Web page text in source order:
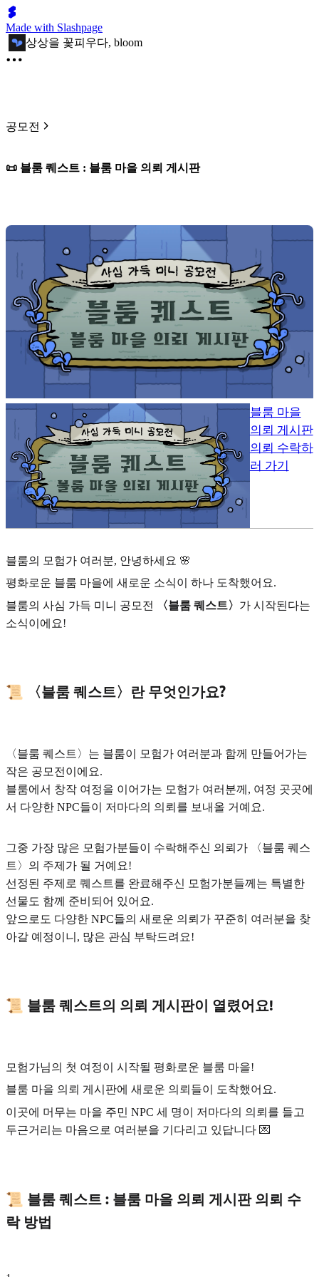
Made with Slashpage
상상을 꽃피우다, bloom
공모전
📜 블룸 퀘스트 : 블룸 마을 의뢰 게시판
블룸 마을
의뢰 게시판
의뢰 수락하
러 가기
블룸의 모험가 여러분, 안녕하세요 🌸
평화로운 블룸 마을에 새로운 소식이 하나 도착했어요.
블룸의 사심 가득 미니 공모전
〈블룸 퀘스트〉 가 시작된다는
소식이에요!
📜 〈블룸 퀘스트〉란 무엇인가요?
〈블룸 퀘스트〉는 블룸이 모험가 여러분과 함께 만들어가는
작은 공모전이에요.
블룸에서 창작 여정을 이어가는 모험가 여러분께, 여정 곳곳에
서 다양한 NPC들이 저마다의 의뢰를 보내올 거예요.
그중 가장 많은 모험가분들이 수락해주신 의뢰가 〈블룸 퀘스
트〉의 주제가 될 거예요!
선정된 주제로 퀘스트를 완료해주신 모험가분들께는 특별한
선물도 함께 준비되어 있어요.
앞으로도 다양한 NPC들의 새로운 의뢰가 꾸준히 여러분을 찾
아갈 예정이니, 많은 관심 부탁드려요!
📜 블룸 퀘스트의 의뢰 게시판이 열렸어요!
모험가님의 첫 여정이 시작될 평화로운 블룸 마을!
블룸 마을 의뢰 게시판에 새로운 의뢰들이 도착했어요.
이곳에 머무는 마을 주민 NPC 세 명이 저마다의 의뢰를 들고
두근거리는 마음으로 여러분을 기다리고 있답니다 💌
📜 블룸 퀘스트 : 블룸 마을 의뢰 게시판 의뢰 수
락 방법